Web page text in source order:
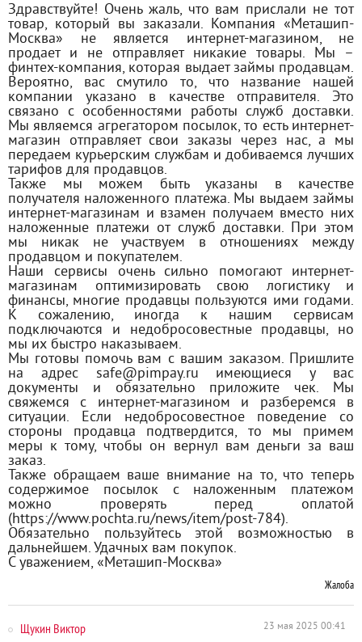
Здравствуйте! Очень жаль, что вам прислали не тот
товар, который вы заказали. Компания «Меташип-
Москва» не является интернет-магазином, не
продает и не отправляет никакие товары. Мы –
финтех-компания, которая выдает займы продавцам.
Вероятно, вас смутило то, что название нашей
компании указано в качестве отправителя. Это
связано с особенностями работы служб доставки.
Мы являемся агрегатором посылок, то есть интернет-
магазин отправляет свои заказы через нас, а мы
передаем курьерским службам и добиваемся лучших
тарифов для продавцов.
Также мы можем быть указаны в качестве
получателя наложенного платежа. Мы выдаем займы
интернет-магазинам и взамен получаем вместо них
наложенные платежи от служб доставки. При этом
мы никак не участвуем в отношениях между
продавцом и покупателем.
Наши сервисы очень сильно помогают интернет-
магазинам оптимизировать свою логистику и
финансы, многие продавцы пользуются ими годами.
К сожалению, иногда к нашим сервисам
подключаются и недобросовестные продавцы, но
мы их быстро наказываем.
Мы готовы помочь вам с вашим заказом. Пришлите
на адрес safe@pimpay.ru имеющиеся у вас
документы и обязательно приложите чек. Мы
свяжемся с интернет-магазином и разберемся в
ситуации. Если недобросовестное поведение со
стороны продавца подтвердится, то мы примем
меры к тому, чтобы он вернул вам деньги за ваш
заказ.
Также обращаем ваше внимание на то, что теперь
содержимое посылок с наложенным платежом
можно проверять перед оплатой
(https://www.pochta.ru/news/item/post-784).
Обязательно пользуйтесь этой возможностью в
дальнейшем. Удачных вам покупок.
С уважением, «Меташип-Москва»
Жалоба
Щукин Виктор 23 мая 2025 00:41